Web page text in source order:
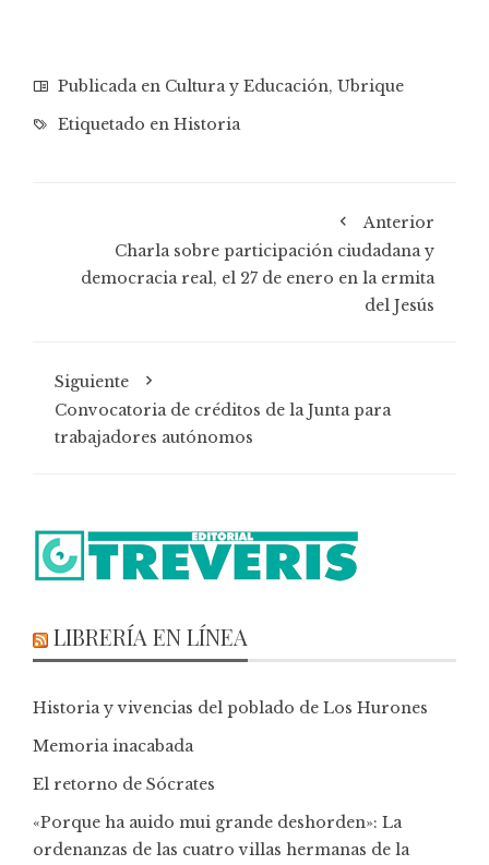
Publicada en Cultura y Educación, Ubrique
Etiquetado en Historia
Anterior
Charla sobre participación ciudadana y
democracia real, el 27 de enero en la ermita
del Jesús
Siguiente
Convocatoria de créditos de la Junta para
trabajadores autónomos
LIBRERÍA EN LÍNEA
Historia y vivencias del poblado de Los Hurones
Memoria inacabada
El retorno de Sócrates
«Porque ha auido mui grande deshorden»: La
ordenanzas de las cuatro villas hermanas de la